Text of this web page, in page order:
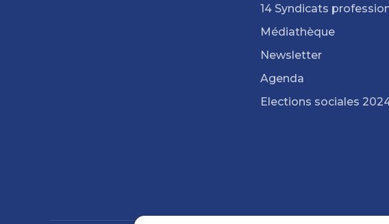
14 Syndicats
Médiathèque
Newsletter
Agenda
Elections sociales